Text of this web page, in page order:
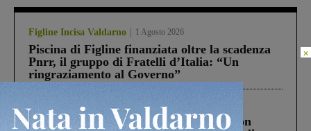
Figline Incisa Valdarno 1 Agosto 2026
Piscina di Figline finanziata oltre la scadenza
Pnrr, il gruppo di Fratelli d’Italia: “Un
ringraziamento al Governo”
Cronaca
Scomparso da una struttura di Castiglion
×